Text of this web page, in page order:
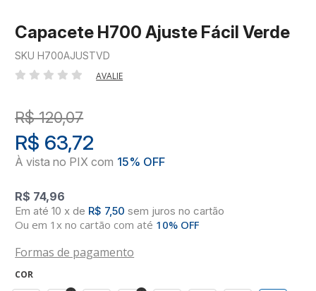
Capacete H700 Ajuste Fácil Verde
SKU H700AJUSTVD
AVALIE
R$ 120,07
R$ 74,96
R$ 63,72
10 x de R$ 7,50 sem juros no cartão
Ou em 1x no cartão com até 10% OFF
Formas de pagamento
COR